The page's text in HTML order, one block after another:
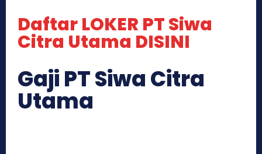
Daftar LOKER PT Siwa
Citra Utama DISINI
Gaji PT Siwa Citra
Utama